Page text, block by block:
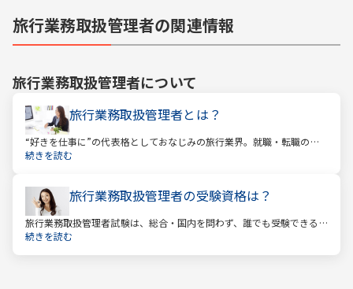
旅行業務取扱管理者の関連情報
旅行業務取扱管理者について
旅行業務取扱管理者とは？
“好きを仕事に”の代表格としておなじみの旅行業界。就職・転職の人
気企業ランキングでは旅行会社が常に上位に君臨し、いつの時代にも
続きを読む
旅行業務取扱管理者の受験資格は？
旅行業務取扱管理者試験は、総合・国内を問わず、誰でも受験できる
資格です。一般的に「国家資格」といえば受験資格が多いですが、
続きを読む